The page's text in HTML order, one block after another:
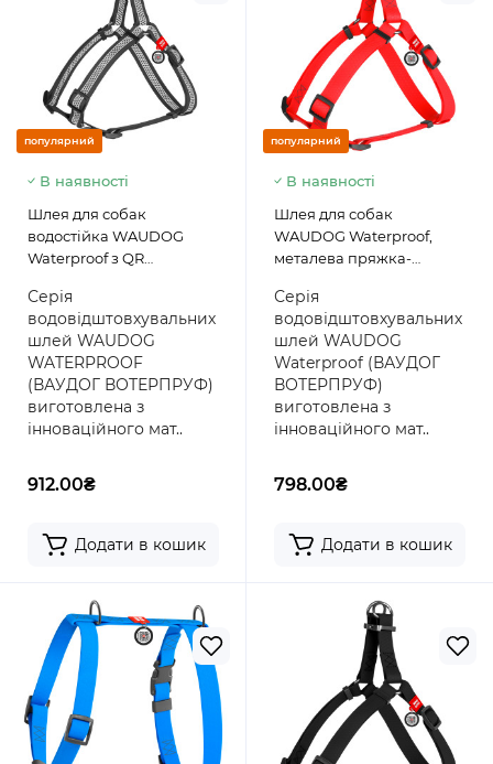
популярний
В наявності
Шлея для собак
водостійка WAUDOG
Waterproof з QR
світловідбиваюча,
металева пряжка-
фастекс, сіра
Серія
водовідштовхувальних
шлей WAUDOG
WATERPROOF
(ВАУДОГ ВОТЕРПРУФ)
виготовлена з
інноваційного мат..
912.00₴
Додати в кошик
популярний
В наявності
Шлея для собак
WAUDOG Waterproof,
металева пряжка-
Серія
водовідштовхувальних
шлей WAUDOG
Waterproof (ВАУДОГ
ВОТЕРПРУФ)
виготовлена з
інноваційного мат..
798.00₴
Додати в кошик